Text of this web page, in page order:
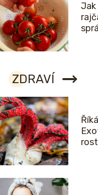
Jak
ZDRAVÍ